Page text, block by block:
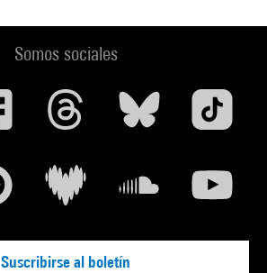
Somos sociales
Suscribirse al boletín